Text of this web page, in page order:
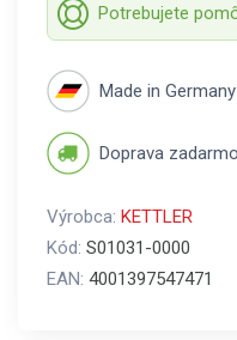
Potrebujete
Made in Germany
Doprava zadarmo
Výrobca: KETTLER
Kód: S01031-0000
EAN: 4001397547471